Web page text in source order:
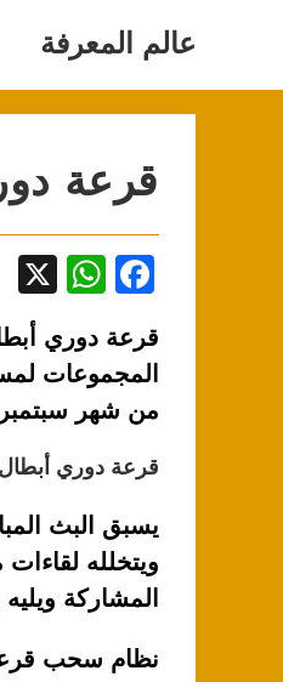
عالم المعرفة
قرعة
F
c
e
b
o
o
k
W
at
s
A
p
قرعة دوري
المجموعات
من شهر
قرعة دوري أبطال
يسبق البث
ويتخلله
المشاركة
نظام سحب